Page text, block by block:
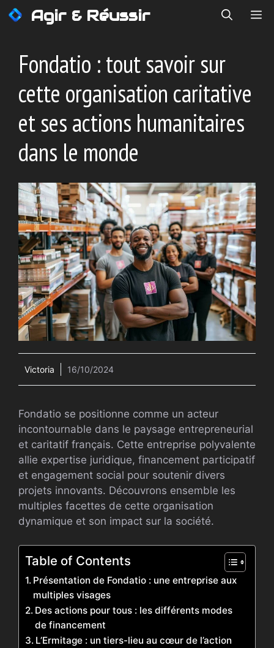
Aller
au
Agir & Réussir
Fondatio : tout savoir sur
cette organisation caritative
et ses actions humanitaires
dans le monde
Victoria 16/10/2024
Fondatio se positionne comme un acteur
incontournable dans le paysage entrepreneurial
et caritatif français. Cette entreprise polyvalente
allie expertise juridique, financement participatif
et engagement social pour soutenir divers
projets innovants. Découvrons ensemble les
multiples facettes de cette organisation
dynamique et son impact sur la société.
Table of Contents
Présentation de Fondatio : une entreprise aux
multiples visages
Des actions pour tous : les différents modes
de financement
L’Ermitage : un tiers-lieu au cœur de l’action